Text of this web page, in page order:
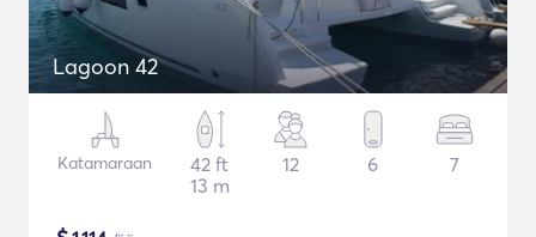
Lagoon 42
Katamaraan
42 ft
13 m
12 6 7